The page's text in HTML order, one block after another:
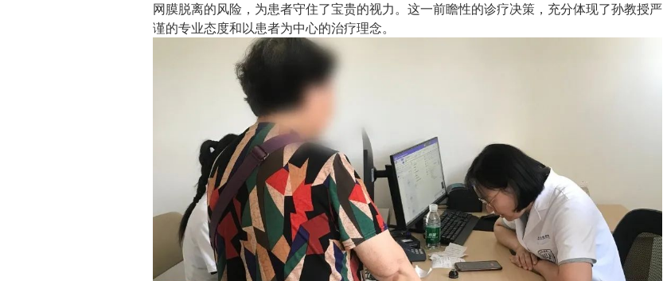
网膜脱离的风险，为患者守住了宝贵的视力。这一前瞻性的诊疗决策，充分体现了孙教授严
谨的专业态度和以患者为中心的治疗理念。